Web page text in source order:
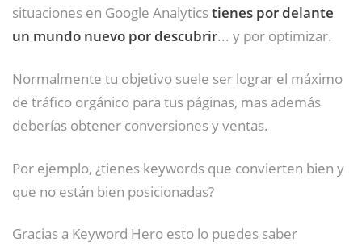
situaciones en Google Analyticstienes por delante
un mundo nuevo por descubrir... y por optimizar.
Normalmente tu objetivo suele ser lograr el máximo
de tráfico orgánico para tus páginas, mas además
deberías obtener conversiones y ventas.
Por ejemplo, ¿tienes keywords que convierten bien y
que no están bien posicionadas?
Gracias a Keyword Hero esto lo puedes saber